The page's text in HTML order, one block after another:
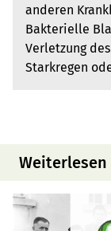
anderen
Bakterielle
Verletzung
Starkregen
Weiterlesen